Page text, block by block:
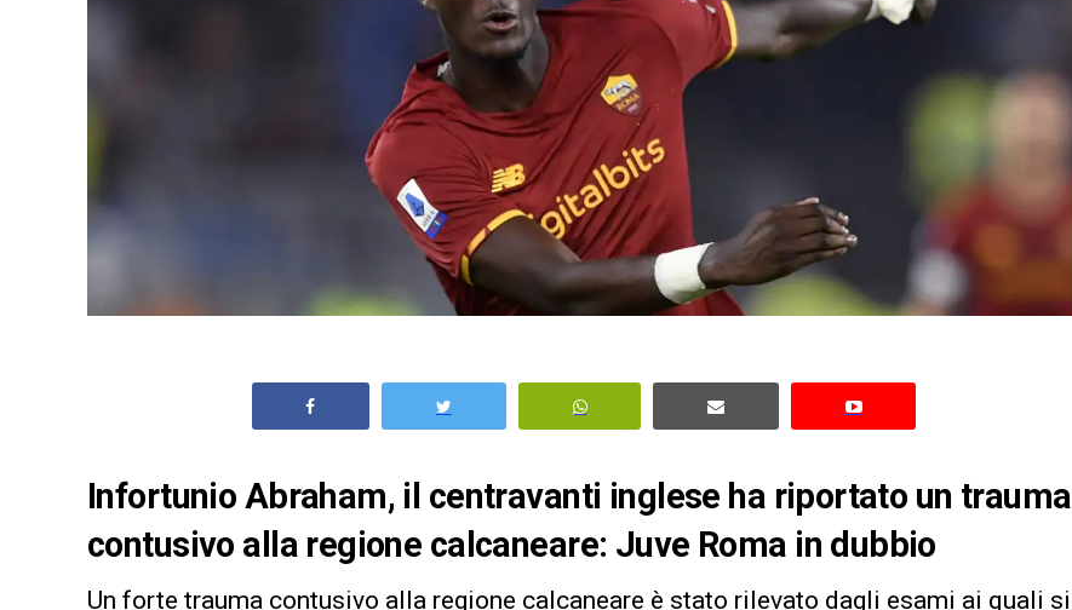
Infortunio Abraham, il centravanti inglese ha riportato un trauma
contusivo alla regione calcaneare: Juve Roma in dubbio
Un forte trauma contusivo alla regione calcaneare è stato rilevato dagli esami ai quali si